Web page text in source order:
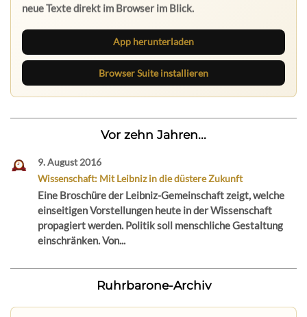
neue Texte direkt im Browser im Blick.
App herunterladen
Browser Suite installieren
Vor zehn Jahren...
9. August 2016
Wissenschaft: Mit Leibniz in die düstere Zukunft
Eine Broschüre der Leibniz-Gemeinschaft zeigt, welche
einseitigen Vorstellungen heute in der Wissenschaft
propagiert werden. Politik soll menschliche Gestaltung
einschränken. Von...
Ruhrbarone-Archiv